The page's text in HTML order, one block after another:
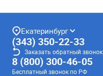
Екатеринбург
(343) 350-22-33
Заказать обратный звонок
8 (800) 300-46-05
Бесплатный звонок по РФ